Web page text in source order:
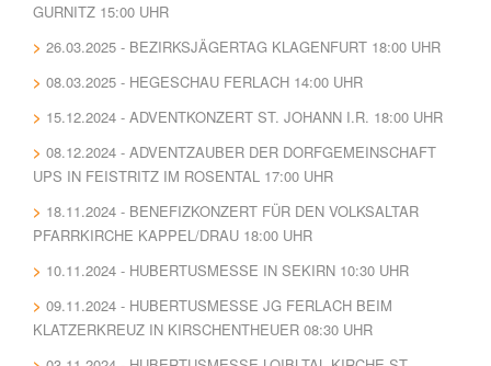
GURNITZ 15:00 UHR
26.03.2025 - BEZIRKSJÄGERTAG KLAGENFURT 18:00 UHR
08.03.2025 - HEGESCHAU FERLACH 14:00 UHR
15.12.2024 - ADVENTKONZERT ST. JOHANN I.R. 18:00 UHR
08.12.2024 - ADVENTZAUBER DER DORFGEMEINSCHAFT
UPS IN FEISTRITZ IM ROSENTAL 17:00 UHR
18.11.2024 - BENEFIZKONZERT FÜR DEN VOLKSALTAR
PFARRKIRCHE KAPPEL/DRAU 18:00 UHR
10.11.2024 - HUBERTUSMESSE IN SEKIRN 10:30 UHR
09.11.2024 - HUBERTUSMESSE JG FERLACH BEIM
KLATZERKREUZ IN KIRSCHENTHEUER 08:30 UHR